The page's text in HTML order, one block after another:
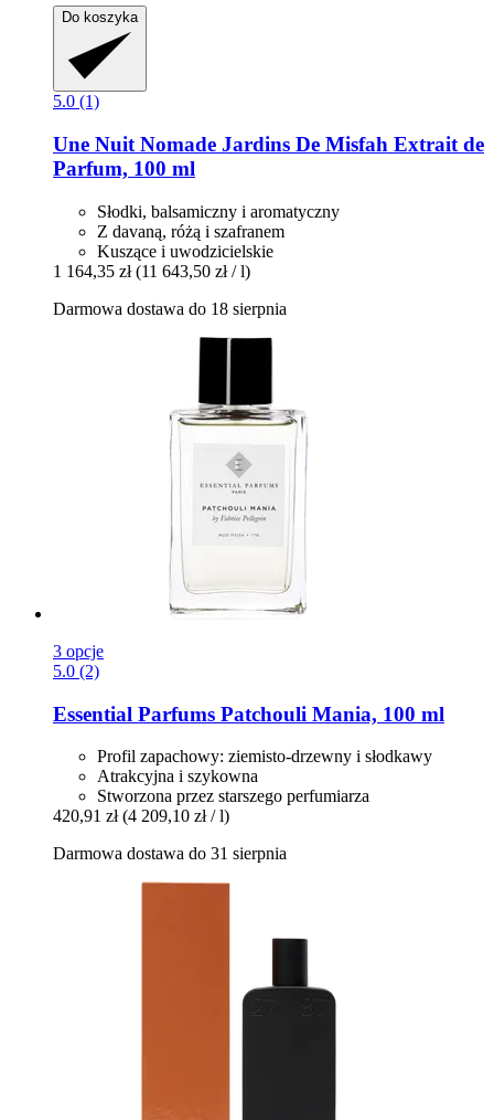
Do koszyka
5.0 (1)
Une Nuit Nomade Jardins De Misfah Extrait de
Parfum, 100 ml
Słodki, balsamiczny i aromatyczny
Z davaną, różą i szafranem
Kuszące i uwodzicielskie
1 164,35 zł (11 643,50 zł / l)
Darmowa dostawa do 18 sierpnia
3 opcje
5.0 (2)
Essential Parfums Patchouli Mania, 100 ml
Profil zapachowy: ziemisto-drzewny i słodkawy
Atrakcyjna i szykowna
Stworzona przez starszego perfumiarza
420,91 zł (4 209,10 zł / l)
Darmowa dostawa do 31 sierpnia